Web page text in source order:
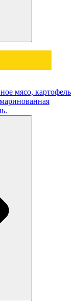
мясо, картофель